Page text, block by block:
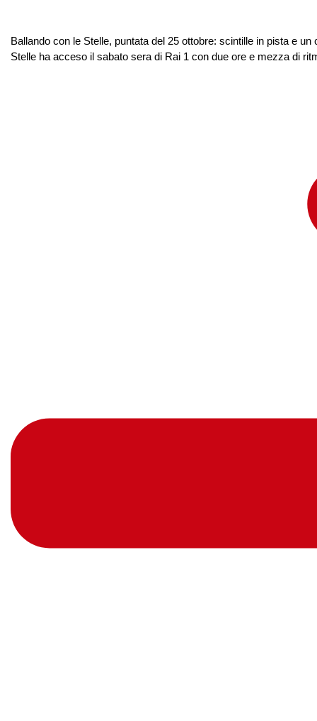
Ballando con le Stelle, puntata del 25 ottobre: scintille in pista e
Stelle ha acceso il sabato sera di Rai 1 con due ore e mezza di